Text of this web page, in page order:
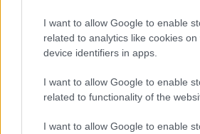
I want to allow Google to enable
related to analytics like cookies on
device identifiers in apps.
I want to allow Google to enable
related to functionality of the
I want to allow Google to enable
«Εγώ δεν είδα κανέναν
χτυπάει κανέναν - Αρκετοί
έχουν τραυματιστεί»
εκπρόσωπος Τύπου της ΕΛΑΣ